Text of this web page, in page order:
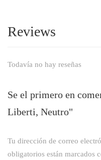
Reviews
Todavía no hay reseñas
Se el primero en
Liberti, Neutro"
Tu dirección de correo
obligatorios están marcados